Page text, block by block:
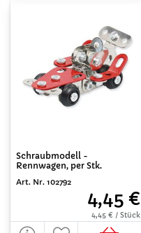
Schraubmodell -
Rennwagen, per Stk.
Art. Nr. 102792
4,45 €
4,45 € / Stück